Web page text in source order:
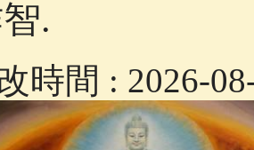
.
時間 : 2026-